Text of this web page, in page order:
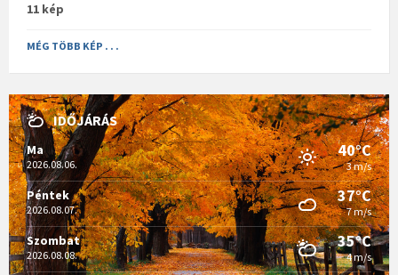
11 kép
MÉG TÖBB KÉP . . .
IDŐJÁRÁS
Ma
2026.08.06.
40°C
3 m/s
Péntek
2026.08.07.
37°C
7 m/s
Szombat
2026.08.08.
35°C
4 m/s